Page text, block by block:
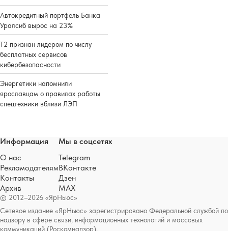
Автокредитный портфель Банка
Уралсиб вырос на 23%
Т2 признан лидером по числу
бесплатных сервисов
кибербезопасности
Энергетики напомнили
ярославцам о правилах работы
спецтехники вблизи ЛЭП
© 2012–2026 «ЯрНьюс»
Сетевое издание «ЯрНьюс» зарегистрировано Федеральной службой по
надзору в сфере связи, информационных технологий и массовых
коммуникаций (Роскомнадзор).
Информация
О нас
Рекламодателям
Контакты
Архив
Мы в соцсетях
Telegram
ВКонтакте
Дзен
MAX